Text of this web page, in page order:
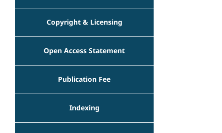
Copyright & Licensing
Open Access Statement
Publication Fee
Indexing